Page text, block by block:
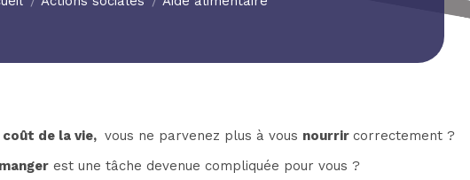
coût de la vie, vous ne parvenez plus à vous nourrir correctement ?
mangerest une tâche devenue compliquée pour vous ?